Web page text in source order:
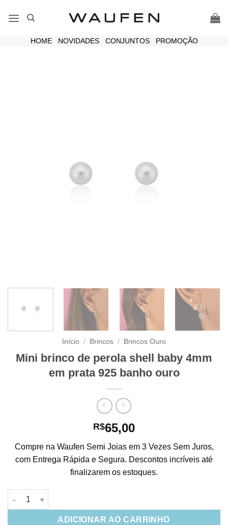
HOME| NOVIDADES| CONJUNTOS| PROMOÇÃO
Início / Brincos / Brincos Ouro
Mini brinco de perola shell baby 4mm
em prata 925 banho ouro
R$65,00
Compre na Waufen Semi Joias em 3 Vezes Sem Juros,
com Entrega Rápida e Segura. Descontos incríveis até
finalizarem os estoques.
Mini brinco de perola shell baby 4mm em prata 925 banho
ADICIONAR AO CARRINHO